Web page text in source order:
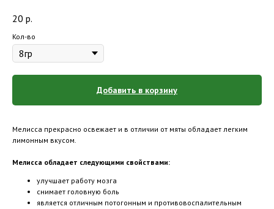
20 р.
Кол-во
Добавить в корзину
Мелисса прекрасно освежает и в отличии от мяты обладает легким
лимонным вкусом.
Мелисса обладает следующими свойствами:
улучшает работу мозга
снимает головную боль
является отличным потогонным и противовоспалительным